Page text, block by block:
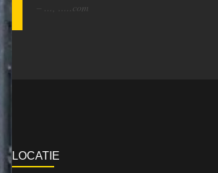
– ..., .....com
LOCATIE